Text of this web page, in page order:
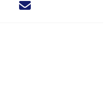
Deel dit nieuwsbericht via X -
Deel dit nieuwsbericht via
Deel dit nieuwsbericht
Deel dit